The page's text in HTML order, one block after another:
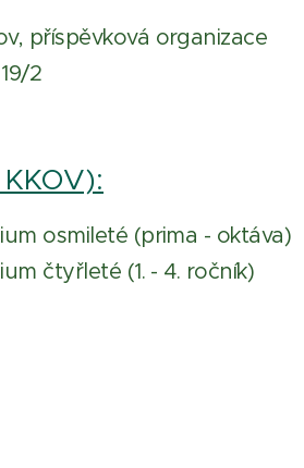
příspěvková organizace
2
osmileté (prima - oktáva)
čtyřleté (1. - 4. ročník)